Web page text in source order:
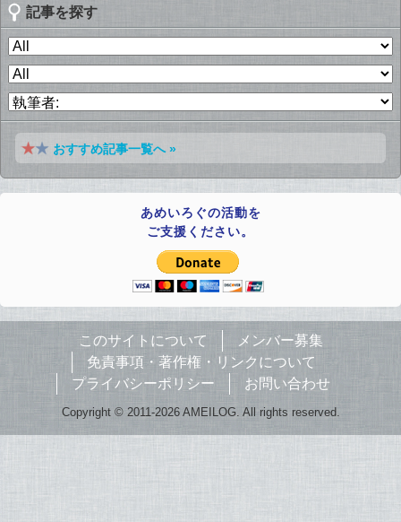
記事を探す
おすすめ記事一覧へ »
あめいろぐの活動を
ご支援ください。
このサイトについて
メンバー募集
免責事項・著作権・リンクについて
プライバシーポリシー
お問い合わせ
Copyright © 2011-2026 AMEILOG. All rights reserved.